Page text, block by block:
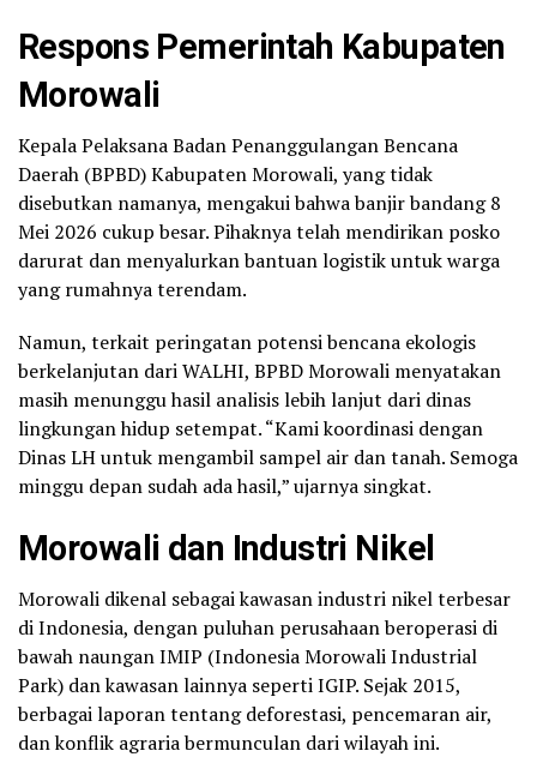
Respons Pemerintah Kabupaten
Morowali
Kepala Pelaksana Badan Penanggulangan Bencana
Daerah (BPBD) Kabupaten Morowali, yang tidak
disebutkan namanya, mengakui bahwa banjir bandang 8
Mei 2026 cukup besar. Pihaknya telah mendirikan posko
darurat dan menyalurkan bantuan logistik untuk warga
yang rumahnya terendam.
Namun, terkait peringatan potensi bencana ekologis
berkelanjutan dari WALHI, BPBD Morowali menyatakan
masih menunggu hasil analisis lebih lanjut dari dinas
lingkungan hidup setempat. “Kami koordinasi dengan
Dinas LH untuk mengambil sampel air dan tanah. Semoga
minggu depan sudah ada hasil,” ujarnya singkat.
Morowali dan Industri Nikel
Morowali dikenal sebagai kawasan industri nikel terbesar
di Indonesia, dengan puluhan perusahaan beroperasi di
bawah naungan IMIP (Indonesia Morowali Industrial
Park) dan kawasan lainnya seperti IGIP. Sejak 2015,
berbagai laporan tentang deforestasi, pencemaran air,
dan konflik agraria bermunculan dari wilayah ini.